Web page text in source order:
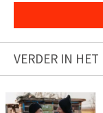
VERDER IN HET